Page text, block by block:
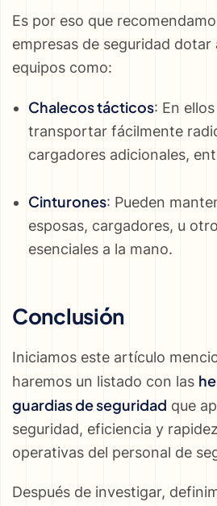
Es por eso que
empresas de seguridad dotar
equipos como:
Chalecos tácticos: En
transportar fácilmente
cargadores adicionales,
Cinturones: Pueden
esposas, cargadores, u
esenciales a la mano.
Conclusión
Iniciamos este artículo
haremos un listado con las
guardias de seguridad que
seguridad, eficiencia y
operativas del personal de
Después de investigar,